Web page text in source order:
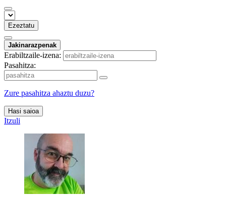
Ezeztatu
Jakinarazpenak
Erabiltzaile-izena:
Pasahitza:
Zure pasahitza ahaztu duzu?
Hasi saioa
Itzuli